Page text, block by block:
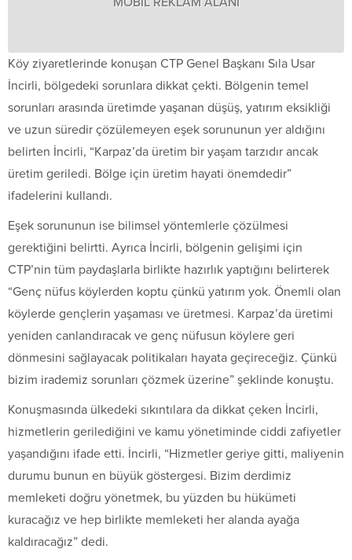
Köy ziyaretlerinde konuşan CTP Genel Başkanı Sıla Usar
İncirli, bölgedeki sorunlara dikkat çekti. Bölgenin temel
sorunları arasında üretimde yaşanan düşüş, yatırım eksikliği
ve uzun süredir çözülemeyen eşek sorununun yer aldığını
belirten İncirli, “Karpaz’da üretim bir yaşam tarzıdır ancak
üretim geriledi. Bölge için üretim hayati önemdedir”
ifadelerini kullandı.
Eşek sorununun ise bilimsel yöntemlerle çözülmesi
gerektiğini belirtti. Ayrıca İncirli, bölgenin gelişimi için
CTP’nin tüm paydaşlarla birlikte hazırlık yaptığını belirterek
“Genç nüfus köylerden koptu çünkü yatırım yok. Önemli olan
köylerde gençlerin yaşaması ve üretmesi. Karpaz’da üretimi
yeniden canlandıracak ve genç nüfusun köylere geri
dönmesini sağlayacak politikaları hayata geçireceğiz. Çünkü
bizim irademiz sorunları çözmek üzerine” şeklinde konuştu.
Konuşmasında ülkedeki sıkıntılara da dikkat çeken İncirli,
hizmetlerin gerilediğini ve kamu yönetiminde ciddi zafiyetler
yaşandığını ifade etti. İncirli, “Hizmetler geriye gitti, maliyenin
durumu bunun en büyük göstergesi. Bizim derdimiz
memleketi doğru yönetmek, bu yüzden bu hükümeti
kuracağız ve hep birlikte memleketi her alanda ayağa
kaldıracağız” dedi.